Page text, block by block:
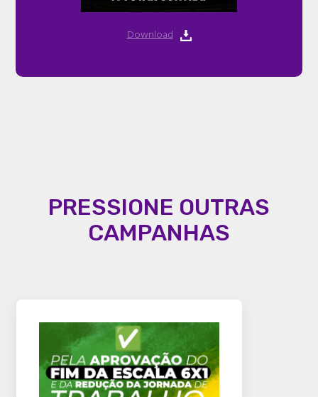
Download
PRESSIONE OUTRAS
CAMPANHAS